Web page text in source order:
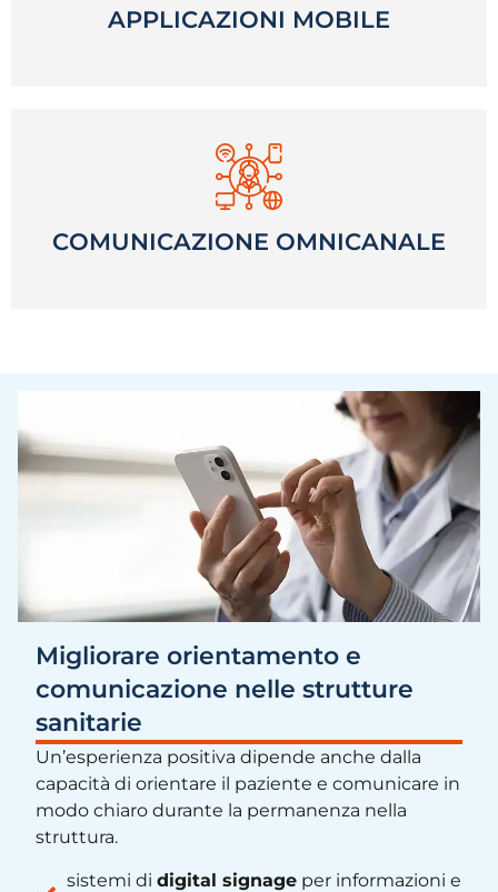
APPLICAZIONI MOBILE
COMUNICAZIONE OMNICANALE
Aggiornamenti in tempo reale
Migliorare orientamento e
comunicazione nelle strutture
sanitarie
Un’esperienza positiva dipende anche dalla
capacità di orientare il paziente e comunicare in
modo chiaro durante la permanenza nella
struttura.
sistemi di digital signageper informazioni e